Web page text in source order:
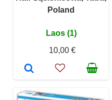
Poland
Laos (1)
10,00 €